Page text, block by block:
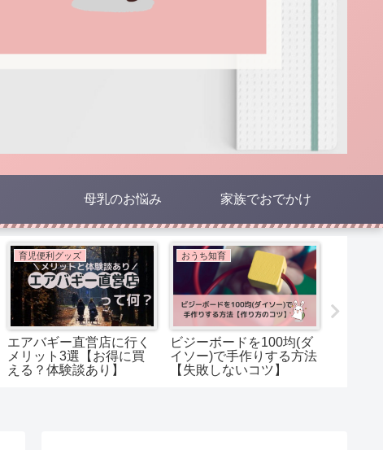
母乳のお悩み 家族でおでかけ
育児便利グッズ
エアバギー直営店に行く
メリット3選【お得に買
える？体験談あり】
おうち知育
ビジーボードを100均(ダ
イソー)で手作りする方法
【失敗しないコツ】